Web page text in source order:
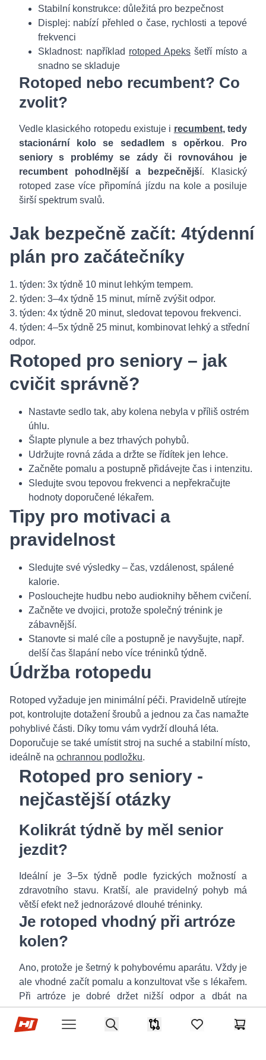
Hop-Sport.cz
Open menu
Search
Srovnávač items in favorites,
Košík
Stabilní konstrukce: důležitá pro bezpečnost
Displej: nabízí přehled o čase, rychlosti a tepové
frekvenci
Skladnost: například rotoped Apeks šetří místo a
snadno se skladuje
Rotoped nebo recumbent? Co
zvolit?
Vedle klasického rotopedu existuje i recumbent, tedy
stacionární kolo se sedadlem s opěrkou.
Pro
seniory s problémy se zády či rovnováhou je
recumbent pohodlnější a bezpečnější. Klasický
rotoped zase více připomíná jízdu na kole a posiluje
širší spektrum svalů.
Jak bezpečně začít: 4týdenní
plán pro začátečníky
1. týden: 3x týdně 10 minut lehkým tempem.
2. týden: 3–4x týdně 15 minut, mírně zvýšit odpor.
3. týden: 4x týdně 20 minut, sledovat tepovou frekvenci.
4. týden: 4–5x týdně 25 minut, kombinovat lehký a střední
odpor.
Rotoped pro seniory – jak
cvičit správně?
Nastavte sedlo tak, aby kolena nebyla v příliš ostrém
úhlu.
Šlapte plynule a bez trhavých pohybů.
Udržujte rovná záda a držte se řídítek jen lehce.
Začněte pomalu a postupně přidávejte čas i intenzitu.
Sledujte svou tepovou frekvenci a nepřekračujte
hodnoty doporučené lékařem.
Tipy pro motivaci a
pravidelnost
Sledujte své výsledky – čas, vzdálenost, spálené
kalorie.
Poslouchejte hudbu nebo audioknihy během cvičení.
Začněte ve dvojici, protože společný trénink je
zábavnější.
Stanovte si malé cíle a postupně je navyšujte, např.
delší čas šlapání nebo více tréninků týdně.
Údržba rotopedu
Rotoped vyžaduje jen minimální péči. Pravidelně utírejte
pot, kontrolujte dotažení šroubů a jednou za čas namažte
pohyblivé části. Díky tomu vám vydrží dlouhá léta.
Doporučuje se také umístit stroj na suché a stabilní místo,
ideálně na ochrannou podložku.
Rotoped pro seniory -
nejčastější otázky
Kolikrát týdně by měl senior
jezdit?
Ideální je 3–5x týdně podle fyzických možností a
zdravotního stavu. Kratší, ale pravidelný pohyb má
větší efekt než jednorázové dlouhé tréninky.
Je rotoped vhodný při artróze
kolen?
Ano, protože je šetrný k pohybovému aparátu. Vždy je
ale vhodné začít pomalu a konzultovat vše s lékařem.
Při artróze je dobré držet nižší odpor a dbát na
pravidelnost.
Jak poznám správnou